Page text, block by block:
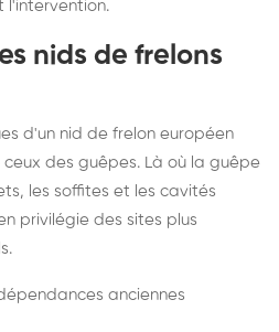
l'intervention.
nids de frelons
d'un nid de frelon européen
des guêpes. Là où la guêpe
les soffites et les cavités
privilégie des sites plus
anciennes